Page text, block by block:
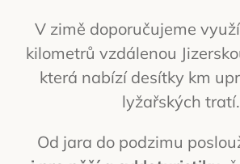
V zimě doporučujeme
kilometrů vzdálenou
která nabízí desítky km
lyžařských tratí.
Od jara do podzimu